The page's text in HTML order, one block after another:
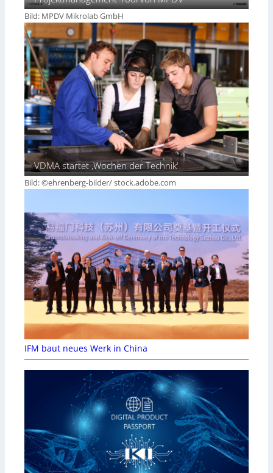
Bild: MPDV Mikrolab GmbH
VDMA startet ‚Wochen der Technik‘
Bild: ©ehrenberg-bilder/ stock.adobe.com
IFM baut neues Werk in China